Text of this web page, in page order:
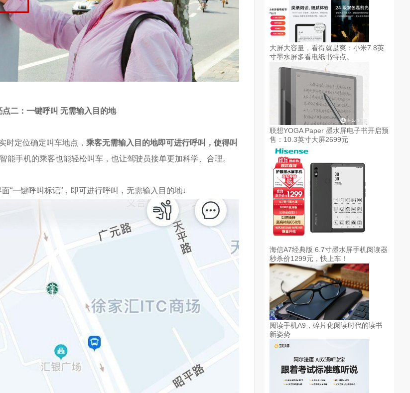
点二： 一键呼叫 无需输入目的地
时定位确定叫车地点， 乘客无需输入目的地即可进行呼叫，使得叫
能手机的乘客也能轻松叫车，也让驾驶员接单更加科学、合理。
面“一键呼叫标记”，即可进行呼叫，无需输入目的地↓
大屏大容量，看得就是爽：小米7.8英
寸墨水屏多看电纸书特点。
联想YOGA Paper 墨水屏电子书开启预
售：10.3英寸大屏2699元
海信A7经典版 6.7寸墨水屏手机阅读器
秒杀价1299元，快上车！
阅读手机A9，碎片化阅读时代的读书
新姿势